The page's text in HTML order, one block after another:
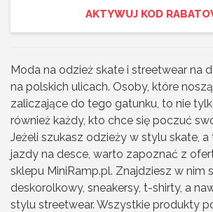
AKTYWUJ KOD
Moda na odzież skate i streetwear na
na polskich ulicach. Osoby, które
zaliczające do tego gatunku, to nie
również każdy, kto chce się poczuć
Jeżeli szukasz odzieży w stylu skate,
jazdy na desce, warto zapoznać z
sklepu MiniRamp.pl. Znajdziesz w nim
deskorolkowy, sneakersy, t-shirty, a
stylu streetwear. Wszystkie produkty